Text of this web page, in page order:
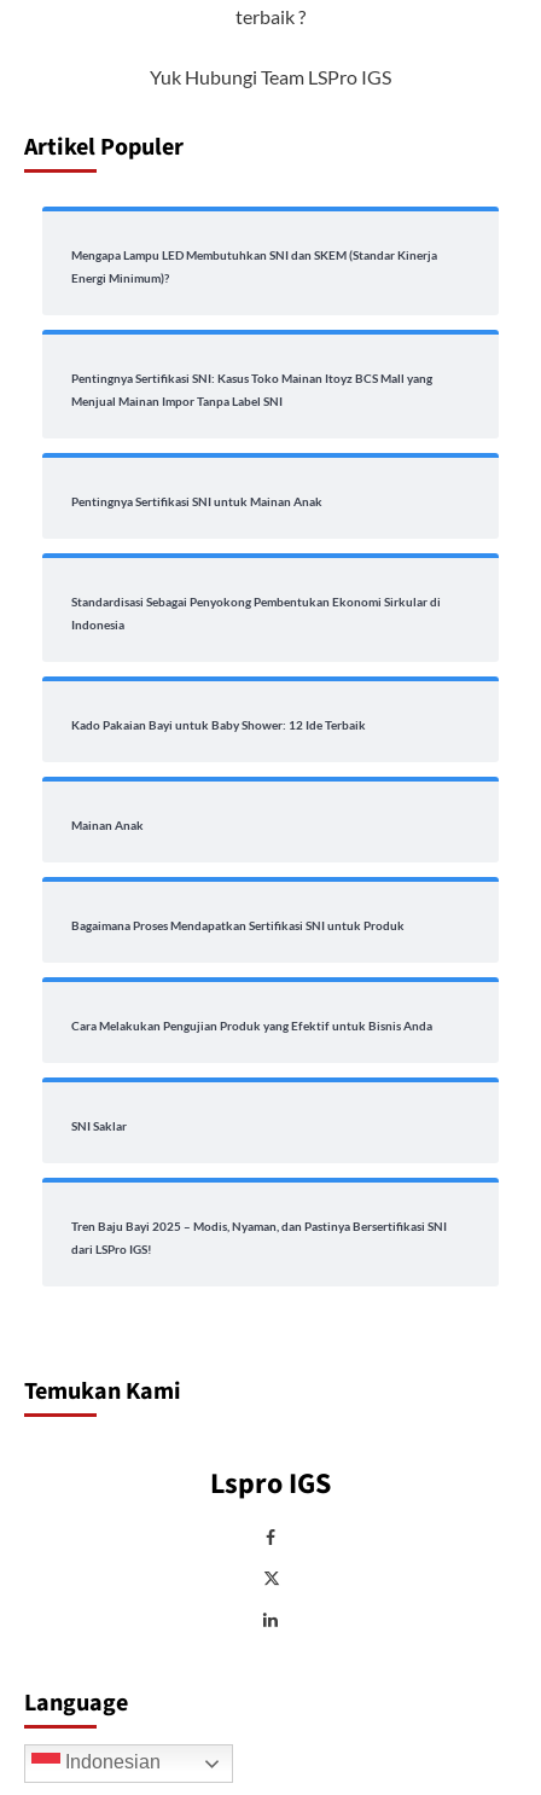
terbaik ?
Yuk Hubungi Team LSPro IGS
Artikel Populer
Mengapa Lampu LED Membutuhkan SNI dan SKEM (Standar Kinerja
Energi Minimum)?
Pentingnya Sertifikasi SNI: Kasus Toko Mainan Itoyz BCS Mall yang
Menjual Mainan Impor Tanpa Label SNI
Pentingnya Sertifikasi SNI untuk Mainan Anak
Standardisasi Sebagai Penyokong Pembentukan Ekonomi Sirkular di
Indonesia
Kado Pakaian Bayi untuk Baby Shower: 12 Ide Terbaik
Mainan Anak
Bagaimana Proses Mendapatkan Sertifikasi SNI untuk Produk
Cara Melakukan Pengujian Produk yang Efektif untuk Bisnis Anda
SNI Saklar
Tren Baju Bayi 2025 – Modis, Nyaman, dan Pastinya Bersertifikasi SNI
dari LSPro IGS!
Temukan Kami
Lspro IGS
Language
Indonesian